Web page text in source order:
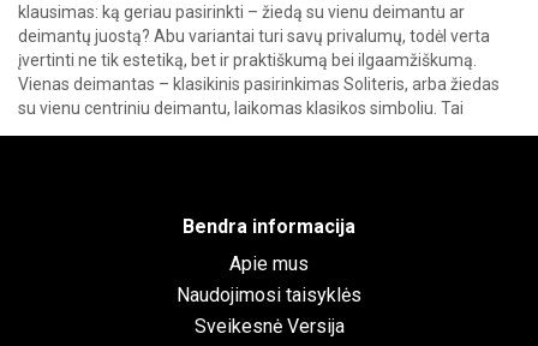
klausimas: ką geriau pasirinkti – žiedą su vienu deimantu ar
deimantų juostą? Abu variantai turi savų privalumų, todėl verta
įvertinti ne tik estetiką, bet ir praktiškumą bei ilgaamžiškumą.
Vienas deimantas – klasikinis pasirinkimas Soliteris, arba žiedas
su vienu centriniu deimantu, laikomas klasikos simboliu. Tai
paprastas, bet įspūdingas […]
Bendra informacija
Apie mus
Naudojimosi taisyklės
Sveikesnė Versija